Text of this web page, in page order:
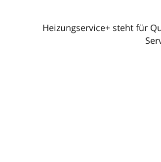
Heizungservice+ steht für